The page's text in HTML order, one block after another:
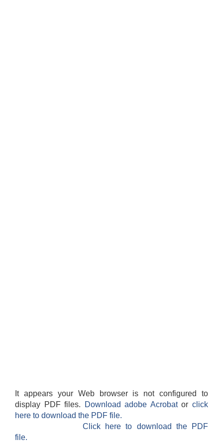
It appears your Web browser is not configured to
display PDF files.
Download adobe Acrobatorclick
here to download the PDF file.
Click here to download the PDF
file.